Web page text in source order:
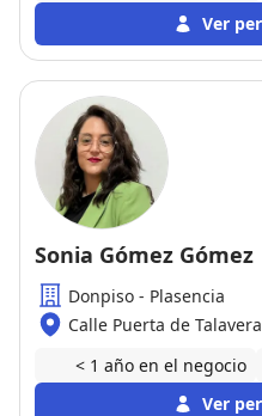
Ver
Sonia Gómez Gómez
Donpiso - Plasencia
Calle Puerta de
< 1 año en el negocio
Ver